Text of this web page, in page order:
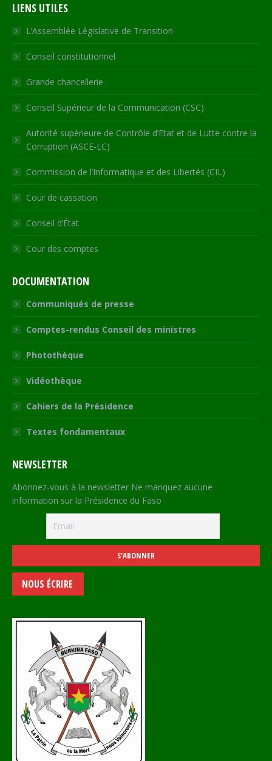
opens
in
new
window
opens
in
new
window
opens
in
new
window
in
new
window
opens
in
new
LIENS UTILES
L’Assemblée Législative de Transition
Conseil constitutionnel
Grande chancellerie
Conseil Supérieur de la Communication (CSC)
Autorité supérieure de Contrôle d’Etat et de Lutte contre la
Corruption (ASCE-LC)
Commission de l’Informatique et des Libertés (CIL)
Cour de cassation
Conseil d’État
Cour des comptes
DOCUMENTATION
Communiqués de presse
Comptes-rendus Conseil des ministres
Photothèque
Vidéothèque
Cahiers de la Présidence
Textes fondamentaux
NEWSLETTER
Abonnez-vous à la newsletter Ne manquez aucune
information sur la Présidence du Faso
NOUS ÉCRIRE